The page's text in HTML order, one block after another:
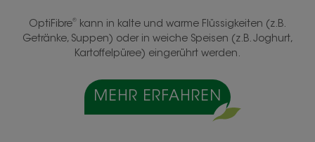
OptiFibre®
kann in kalte und warme Flüssigkeiten (z.B.
Getränke, Suppen) oder in weiche Speisen (z.B. Joghurt,
Kartoffelpüree) eingerührt werden.
MEHR ERFAHREN